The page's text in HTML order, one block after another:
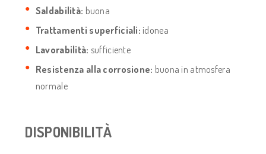
Saldabilità: buona
Trattamenti superficiali: idonea
Lavorabilità: sufficiente
Resistenza alla corrosione: buona in atmosfera
normale
DISPONIBILITÀ